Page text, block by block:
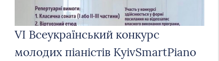
VI Всеукраїнський конкурс
молодих піаністів KyivSmartPiano